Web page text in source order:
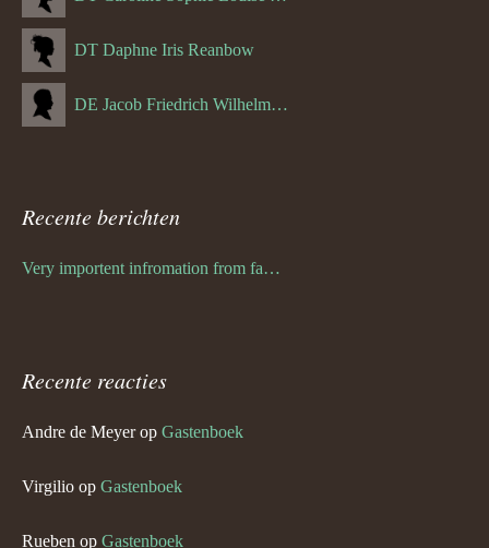
DT Daphne Iris Reanbow
DE Jacob Friedrich Wilhelm Hurth
Recente berichten
Very importent infromation from family Schwulst
Recente reacties
Andre de Meyerop Gastenboek
Virgilio op Gastenboek
Rueben op Gastenboek